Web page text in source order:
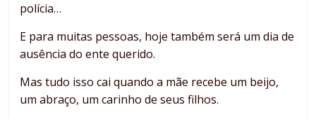
polícia…
E para muitas pessoas, hoje também será um dia de
ausência do ente querido.
Mas tudo isso cai quando a mãe recebe um beijo,
um abraço, um carinho de seus filhos.